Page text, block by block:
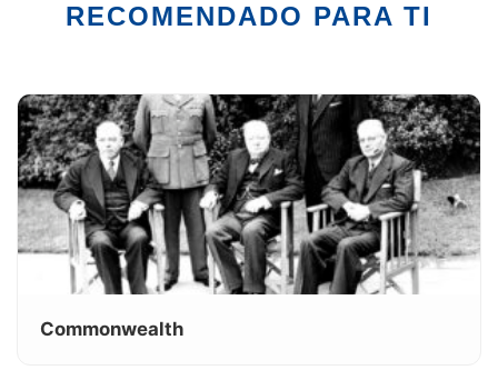
RECOMENDADO PARA TI
Commonwealth